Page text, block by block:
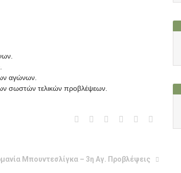
αγώνων.
σωστών τελικών προβλέψεων.
Μπουντεσλίγκα – 3η Αγ. Προβλέψεις